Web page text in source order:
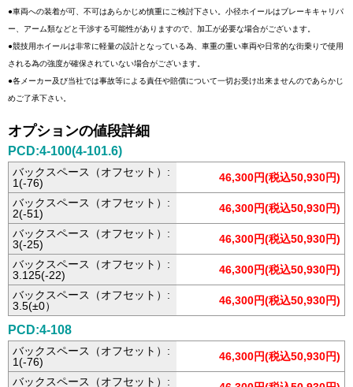
●車両への装着が可、不可はあらかじめ慎重にご検討下さい。小径ホイールはブレーキキャリパ
ー、アーム類などと干渉する可能性がありますので、加工が必要な場合がございます。
●競技用ホイールは非常に軽量の設計となっている為、車重の重い車両や日常的な街乗りで使用
される為の強度が確保されていない場合がございます。
●各メーカー及び当社では事故等による責任や賠償について一切お受け出来ませんのであらかじ
めご了承下さい。
オプションの値段詳細
PCD:4-100(4-101.6)
バックスペース（オフセット）:
1(-76)
46,300円(税込50,930円)
バックスペース（オフセット）:
2(-51)
46,300円(税込50,930円)
バックスペース（オフセット）:
3(-25)
46,300円(税込50,930円)
バックスペース（オフセット）:
3.125(-22)
46,300円(税込50,930円)
バックスペース（オフセット）:
3.5(±0）
46,300円(税込50,930円)
PCD:4-108
バックスペース（オフセット）:
1(-76)
46,300円(税込50,930円)
バックスペース（オフセット）: